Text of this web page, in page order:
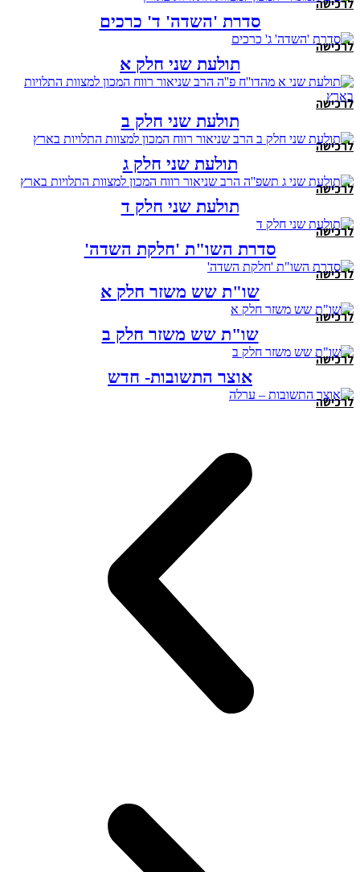
לרכישה
סדרת 'השדה' ד' כרכים
לרכישה
תולעת שני חלק א
לרכישה
תולעת שני חלק ב
לרכישה
תולעת שני חלק ג
לרכישה
תולעת שני חלק ד
לרכישה
סדרת השו"ת 'חלקת השדה'
לרכישה
שו"ת שש משזר חלק א
לרכישה
שו"ת שש משזר חלק ב
לרכישה
אוצר התשובות- חדש
לרכישה